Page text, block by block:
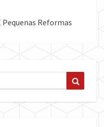
Pequenas Reformas